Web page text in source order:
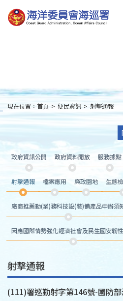
到
主
:::
現在位置： 首頁 > 便民資訊 > 射擊通報
政府資訊公開 政府資料開放 服務據點
射擊通報 檔案應用 廉政園地 生態
廠商推薦勤(業)務科技設(裝)備產品申辦須
因應國際情勢強化經濟社會及民生國安韌
射擊通報
(111)署巡勤射字第146號-國防